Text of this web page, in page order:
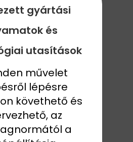
gyártási
és
utasítások
művelet
lépésre
követhető és
az
a